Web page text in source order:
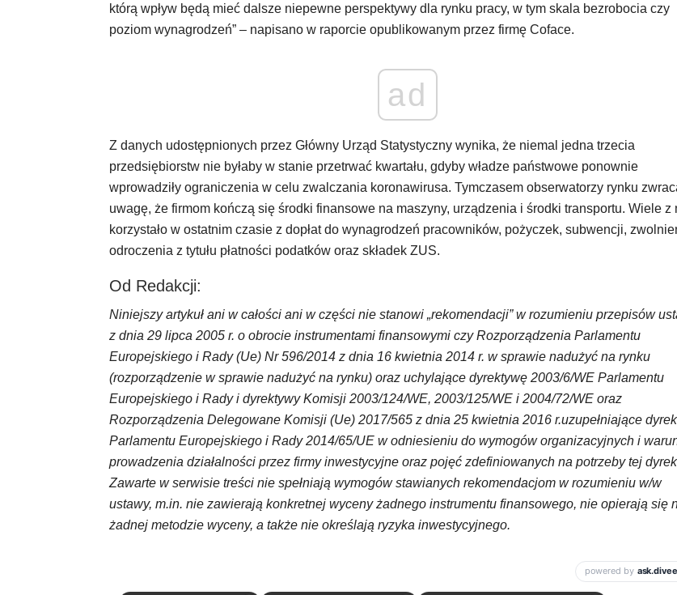
którą wpływ będą mieć dalsze niepewne perspektywy dla rynku pracy, w tym skala bezrobocia czy
poziom wynagrodzeń” – napisano w raporcie opublikowanym przez firmę Coface.
ad
Z danych udostępnionych przez Główny Urząd Statystyczny wynika, że niemal jedna trzecia
przedsiębiorstw nie byłaby w stanie przetrwać kwartału, gdyby władze państwowe ponownie
wprowadziły ograniczenia w celu zwalczania koronawirusa. Tymczasem obserwatorzy rynku
uwagę, że firmom kończą się środki finansowe na maszyny, urządzenia i środki transportu. Wiele z
korzystało w ostatnim czasie z dopłat do wynagrodzeń pracowników, pożyczek, subwencji,
odroczenia z tytułu płatności podatków oraz składek ZUS.
Od Redakcji:
Niniejszy artykuł ani w całości ani w części nie stanowi „rekomendacji” w rozumieniu przepisów
z dnia 29 lipca 2005 r. o obrocie instrumentami finansowymi czy Rozporządzenia Parlamentu
Europejskiego i Rady (Ue) Nr 596/2014 z dnia 16 kwietnia 2014 r. w sprawie nadużyć na rynku
(rozporządzenie w sprawie nadużyć na rynku) oraz uchylające dyrektywę 2003/6/WE Parlamentu
Europejskiego i Rady i dyrektywy Komisji 2003/124/WE, 2003/125/WE i 2004/72/WE oraz
Rozporządzenia Delegowane Komisji (Ue) 2017/565 z dnia 25 kwietnia 2016 r.uzupełniające
Parlamentu Europejskiego i Rady 2014/65/UE w odniesieniu do wymogów organizacyjnych i
prowadzenia działalności przez firmy inwestycyjne oraz pojęć zdefiniowanych na potrzeby tej
Zawarte w serwisie treści nie spełniają wymogów stawianych rekomendacjom w rozumieniu w/w
ustawy, m.in. nie zawierają konkretnej wyceny żadnego instrumentu finansowego, nie opierają się
żadnej metodzie wyceny, a także nie określają ryzyka inwestycyjnego.